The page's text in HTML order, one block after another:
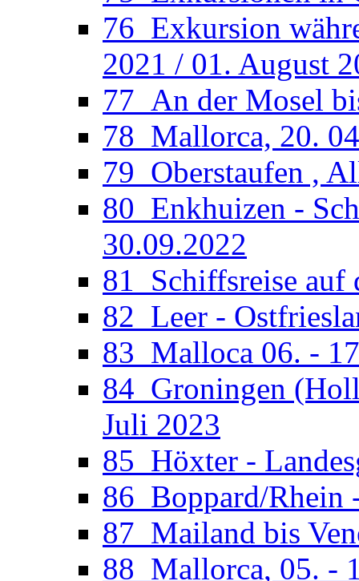
76_Exkursion
2021 / 01. August
77_An der Mosel
78_Mallorca, 20.
79_Oberstaufen ,
80_Enkhuizen -
30.09.2022
81_Schiffsreise auf
82_Leer -
83_Malloca 06. -
84_Groningen
Juli 2023
85_Höxter -
86_Boppard/Rhein
87_Mailand bis
88_Mallorca, 05. -